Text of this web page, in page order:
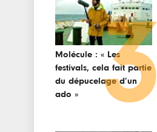
Molécule : « Les
festivals, cela fait partie
du dépucelage d’un
ado »
3